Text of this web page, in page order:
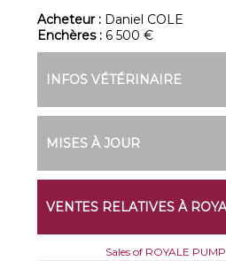
Acheteur : Daniel COLE
Enchères : 6 500 €
INFOS VÉTÉRINAIRE
MISES À JOUR
VENTES RELATIVES À
Sales of ROYALE